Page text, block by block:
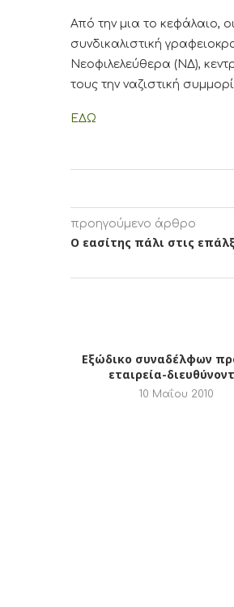
Από την μια το κεφάλαιο,
συνδικαλιστική
Νεοφιλελεύθερα (ΝΔ),
τους την ναζιστική
ΕΔΩ
προηγούμενο άρθρο
Ο εασίτης πάλι στις
Eξώδικο συναδέλφων
εταιρεία-
10 Μαΐου 2010